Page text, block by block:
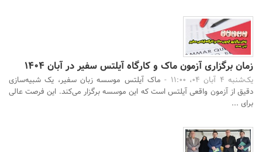
زمان برگزاری آزمون ماک و کارگاه آیلتس سفیر در آبان 1404
یک‌شنبه 4 آبان 04، 11:00 -
ماک آیلتس موسسه زبان سفیر، یک شبیه‌سازی
دقیق از آزمون واقعی آیلتس است که این موسسه برگزار می‌کند. این فرصت عالی
برای ...